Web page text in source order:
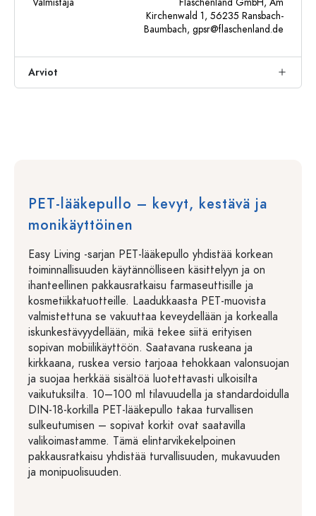
Kirchenwald 1, 56235 Ransbach-
Baumbach, gpsr@flaschenland.de
Arviot
PET-lääkepullo – kevyt, kestävä ja
monikäyttöinen
Easy Living -sarjan PET-lääkepullo yhdistää korkean
toiminnallisuuden käytännölliseen käsittelyyn ja on
ihanteellinen pakkausratkaisu farmaseuttisille ja
kosmetiikkatuotteille. Laadukkaasta PET-muovista
valmistettuna se vakuuttaa keveydellään ja korkealla
iskunkestävyydellään, mikä tekee siitä erityisen
sopivan mobiilikäyttöön. Saatavana ruskeana ja
kirkkaana, ruskea versio tarjoaa tehokkaan valonsuojan
ja suojaa herkkää sisältöä luotettavasti ulkoisilta
vaikutuksilta. 10–100 ml tilavuudella ja standardoidulla
DIN-18-korkilla PET-lääkepullo takaa turvallisen
sulkeutumisen – sopivat korkit ovat saatavilla
valikoimastamme. Tämä elintarvikekelpoinen
pakkausratkaisu yhdistää turvallisuuden, mukavuuden
ja monipuolisuuden.